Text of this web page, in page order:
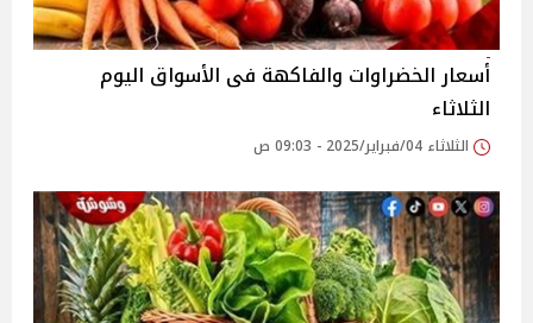
أسعار الخضراوات والفاكهة فى الأسواق‎‎ اليوم
الثلاثاء
الثلاثاء 04/فبراير/2025 - 09:03 ص